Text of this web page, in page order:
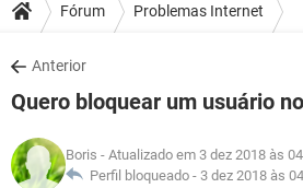
Fórum Problemas Internet
Anterior
Quero bloquear um usuário
Boris - Atualizado em 3 dez 2018 às
Perfil bloqueado - 3 dez 2018 às